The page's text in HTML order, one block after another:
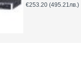
€253.20 (495.21лв.)